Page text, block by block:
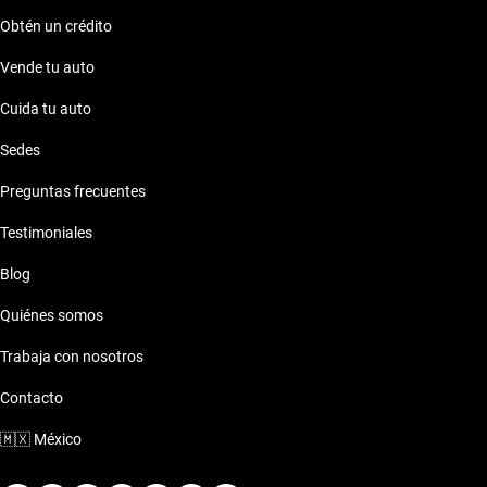
Obtén un crédito
Vende tu auto
Cuida tu auto
Sedes
Preguntas frecuentes
Testimoniales
Blog
Quiénes somos
Trabaja con nosotros
Contacto
🇲🇽 México